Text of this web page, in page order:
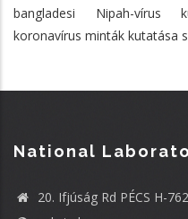
bangladesi Nipah-vírus
koronavírus minták kutatása
National
20. Ifjúság Rd PÉCS H-